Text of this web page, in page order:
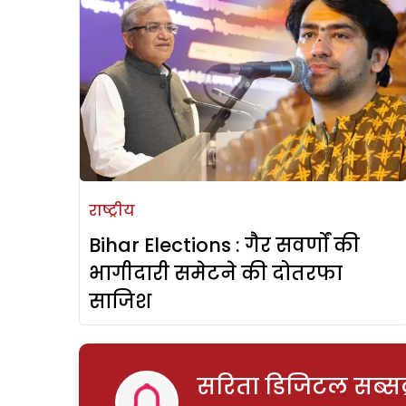
राष्ट्रीय
Bihar Elections : गैर सवर्णों की
भागीदारी समेटने की दोतरफा
साजिश
सरिता डिजिटल